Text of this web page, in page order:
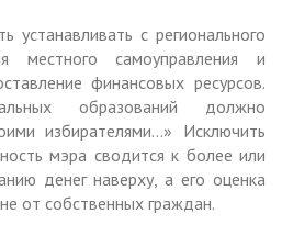
с регионального
местного самоуправления и
финансовых ресурсов.
образований должно
избирателями…» Исключить
мэра сводится к более или
денег наверху, а его оценка
от собственных граждан.